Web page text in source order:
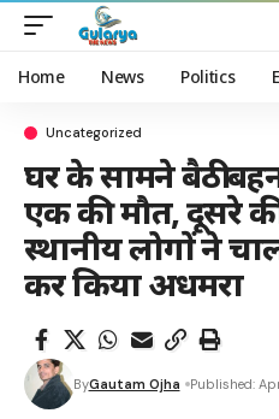
Home News Politics
Uncategorized
घर के सामने बैठी
एक की मौत, दूसरे
स्थानीय लोगों ने
कर किया अधमरा
ByGautam Ojha Published: